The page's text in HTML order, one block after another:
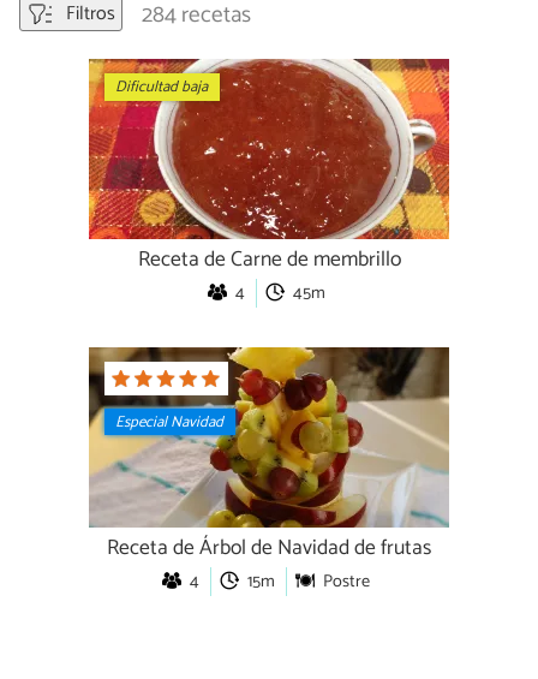
Filtros 284 recetas
Dificultad baja
Receta de Carne de membrillo
4 45m
Especial Navidad
Receta de Árbol de Navidad de frutas
4 15m Postre